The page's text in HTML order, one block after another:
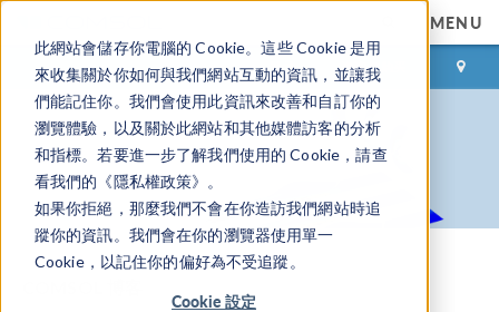
此網站會儲存你電腦的 Cookie。這些 Cookie 是用
來收集關於你如何與我們網站互動的資訊，並讓我
們能記住你。我們會使用此資訊來改善和自訂你的
瀏覽體驗，以及關於此網站和其他媒體訪客的分析
和指標。若要進一步了解我們使用的 Cookie，請查
看我們的《隱私權政策》。
如果你拒絕，那麼我們不會在你造訪我們網站時追
蹤你的資訊。我們會在你的瀏覽器使用單一
Cookie，以記住你的偏好為不受追蹤。
Cookie 設定
MENU
登录 咨询与购买